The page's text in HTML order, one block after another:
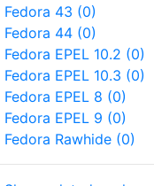
Fedora 43 (0)
Fedora 44 (0)
Fedora EPEL 10.2 (0)
Fedora EPEL 10.3 (0)
Fedora EPEL 8 (0)
Fedora EPEL 9 (0)
Fedora Rawhide (0)